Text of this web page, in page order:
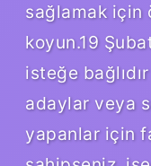
sağlamak için
koyun.19
isteğe
adaylar veya
yapanlar için